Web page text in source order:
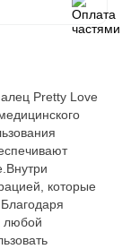
Pretty Love
которые
любой